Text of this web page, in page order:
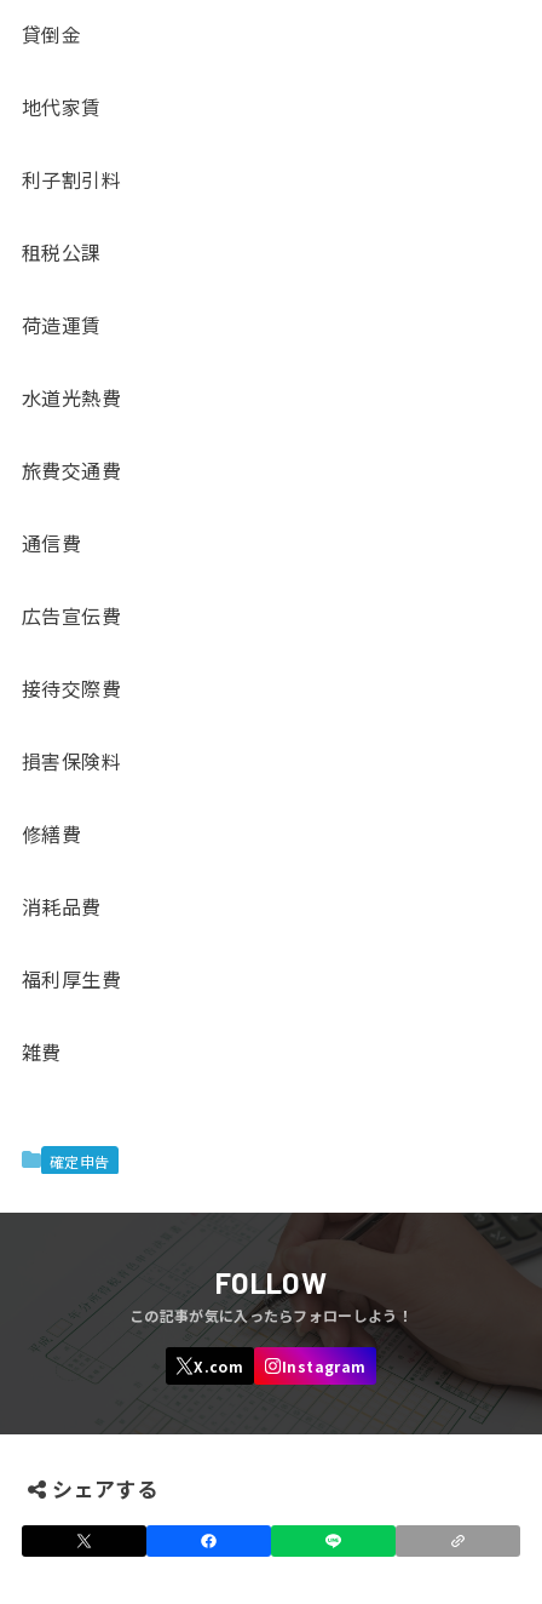
貸倒金
地代家賃
利子割引料
租税公課
荷造運賃
水道光熱費
旅費交通費
通信費
広告宣伝費
接待交際費
損害保険料
修繕費
消耗品費
福利厚生費
雑費
確定申告
FOLLOW
シェアする